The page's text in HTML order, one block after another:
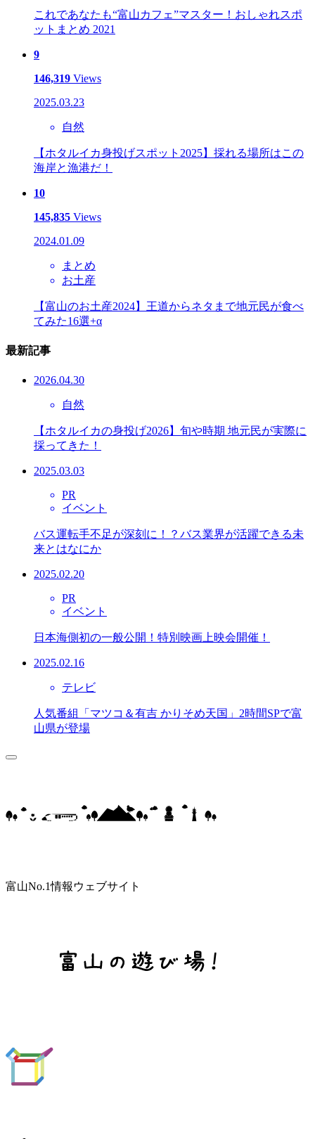
これであなたも“富山カフェ”マスター！おしゃれスポ
ットまとめ 2021
9
146,319 Views
2025.03.23
自然
【ホタルイカ身投げスポット2025】採れる場所はこの
海岸と漁港だ！
10
145,835 Views
2024.01.09
まとめ
お土産
【富山のお土産2024】王道からネタまで地元民が食べ
てみた16選+α
最新記事
2026.04.30
自然
【ホタルイカの身投げ2026】旬や時期 地元民が実際に
採ってきた！
2025.03.03
PR
イベント
バス運転手不足が深刻に！？バス業界が活躍できる未
来とはなにか
2025.02.20
PR
イベント
日本海側初の一般公開！特別映画上映会開催！
2025.02.16
テレビ
人気番組「マツコ＆有吉 かりそめ天国」2時間SPで富
山県が登場
富山No.1情報ウェブサイト